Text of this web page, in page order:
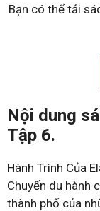
Bạn có thể tải
Nội dung
Tập 6.
Hành Trình Của
Chuyến du hành
thành phố của